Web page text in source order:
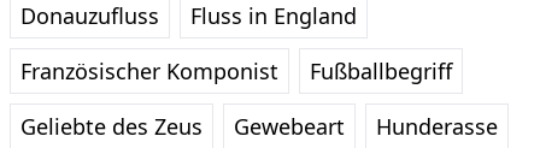
Donauzufluss
Fluss in England
Französischer Komponist
Fußballbegriff
Geliebte des Zeus
Gewebeart Hunderasse